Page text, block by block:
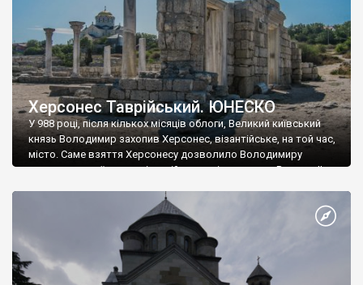
Херсонес Таврійський. ЮНЕСКО
У 988 році, після кількох місяців облоги, Великий київський
князь Володимир захопив Херсонес, візантійське, на той час,
місто. Саме взяття Херсонесу дозволило Володимиру
диктувати свої умови візантійському імператору Василю ІІ, та
Херсонесі Володимир-язичник, став Василем-християнином.
А потім було Хрещення Русі. На честь Херсонесу Таврійського